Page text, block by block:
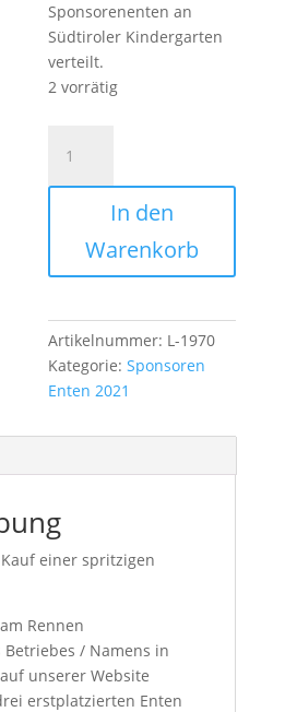
Sponsorenenten an
Südtiroler Kindergarten
verteilt.
2 vorrätig
Menge
In den
Warenkorb
Artikelnummer: L-1970
Kategorie:Sponsoren
Enten 2021
einer spritzigen
Rennen
/ Namens in
unserer Website
erstplatzierten Enten